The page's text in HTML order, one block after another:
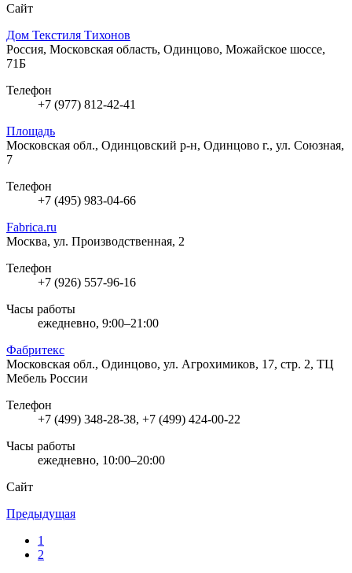
Сайт
Дом Текстиля Тихонов
Россия, Московская область, Одинцово, Можайское шоссе,
71Б
Телефон
+7 (977) 812-42-41
Площадь
Московская обл., Одинцовский р-н, Одинцово г., ул. Союзная,
7
Телефон
+7 (495) 983-04-66
Fabrica.ru
Москва, ул. Производственная, 2
Телефон
+7 (926) 557-96-16
Часы работы
ежедневно, 9:00–21:00
Фабритекс
Московская обл., Одинцово, ул. Агрохимиков, 17, стр. 2, ТЦ
Мебель России
Телефон
+7 (499) 348-28-38, +7 (499) 424-00-22
Часы работы
ежедневно, 10:00–20:00
Сайт
Предыдущая
1
2